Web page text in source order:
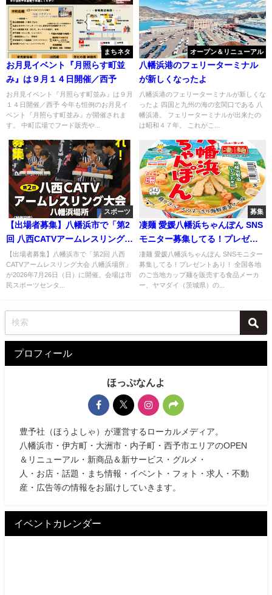
まちネタ
お月見イベント『月照らす町並
み』は９月１４日開催／西予
お月見イベント『月照らす町並み』は９月
１４日開催／西予 今年も恒例のお月見イ
ベント『月照らす町並み』が開催されま
す。 中町広場でフード販売や...
オープン＆リニューアル
八幡浜港のフェリーターミナル
が新しくなったよ
八幡浜港のフェリーターミナルが新しくな
ったよ 四国と九州の海の玄関口である 八
幡浜港。 フェリーターミナルが出来たの
は昭和４７年。 これがこ...
スポーツ
【出場者募集】八幡浜市で「第2
回 八西CATVアームレスリング大
会 八幡浜場所」7月26日開催！
腕自慢集まれ
【出場者募集】八幡浜市で「第2回 八西
CATVアームレスリング大会 八幡浜場所」
が2026年7月26日（日）に開催。会場は市
民スポーツセンタ...
募集
凄麺 愛媛八幡浜ちゃんぽん SNS
モニター募集してる！プレゼン
トあり！
凄麺 愛媛八幡浜ちゃんぽん SNSモニター
募集してる！プレゼントあり！ 全国各地
のご当地カップ麺を販売する食品メーカ
ー、ヤマダイ（茨城県）の...
プロフィール
ほっぷなんよ
豊予社（ほうよしゃ）が運営するローカルメディア。
八幡浜市・伊方町・大洲市・内子町・西予市エリアのOPEN
＆リニューアル・新商品＆新サービス・グルメ・
人・お店・話題・まち情報・イベント・フォト・求人・不動
産・広告等の情報をお届けしていきます。
イベントカレンダー